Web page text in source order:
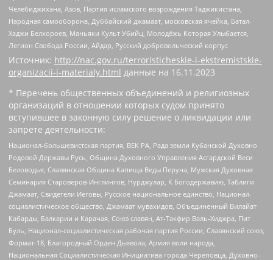
Челебиджихана, Азов, Партия исламского возрождения Таджикистана,
Народная самооборона, Дуббайский джамаат, московская ячейка, Батал-
Хаджи Белхороев, Маньяки Культ Убийц, Молодёжь Которая Улыбается,
Легион Свобода России, Айдар, Русский добровольческий корпус
Источник: http://nac.gov.ru/terroristicheskie-i-ekstremistskie-
organizacii-i-materialy.html данные на 16.11.2023
* Перечень общественных объединений и религиозных
организаций в отношении которых судом принято
вступившее в законную силу решение о ликвидации или
запрете деятельности:
Национал-большевистская партия, ВЕК РА, Рада земли Кубанской Духовно
Родовой Державы Русь, Община Духовного Управления Асгардской Веси
Беловодья, Славянская Община Капища Веды Перуна, Мужская Духовная
Семинария Староверов-Инглингов, Нурджулар, К Богодержавию, Таблиги
Джамаат, Свидетели Иеговы, Русское национальное единство, Национал-
социалистическое общество, Джамаат мувахидов, Объединенный Вилайат
Кабарды, Балкарии и Карачая, Союз славян, Ат-Такфир Валь-Хиджра, Пит
Буль, Национал-социалистическая рабочая партия России, Славянский союз,
Формат-18, Благородный Орден Дьявола, Армия воли народа,
Национальная Социалистическая Инициатива города Череповца, Духовно-